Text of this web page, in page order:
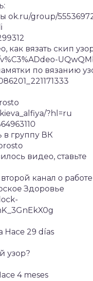
ok.ru/group/
как вязать скип
по вязанию
?hl=ru
в группу ВК
видео, ставьте
канал о
Здоровье
Hace 29 días
узор?
4 meses